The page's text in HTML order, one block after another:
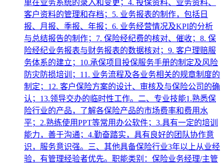
单在业务系统的录入和变更；4. 投保资料、业务资料、
客户资料的管理和存档；5. 业务报表的制作，包括日
报、月报、季报、年报；6. 业务经营情况及KPI的分析
与总结报告的制作；7. 保险经纪费的核对、催收；8. 保
险经纪业务报表与财务报表的数据核对；9. 客户理赔服
务体系的建立；10.承保项目投保服务手册的制定及风险
防灾防损培训；11. 业务流程及各业务相关的规章制度的
制定；12. 客户保险方案的设计、审核及与保险公司的确
认；13.领导交办的临时性工作。二、专业技能1.熟悉保
险行业的产品，了解各保险产品的市场费率和费用水
平；2.熟练使用PPT等常用办公软件；3.具有一定的培训
能力，善于沟通；4.勤奋踏实，具有良好的团队协作意
识，服务意识强。三、其他具备保险行业3年以上从业经
验，有管理经验者优先。职能类别：保险业务经理/主管